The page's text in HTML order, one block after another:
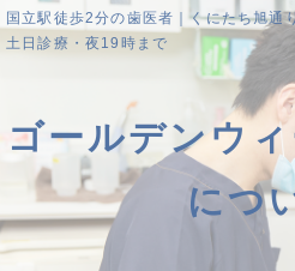
国立駅徒歩2分の歯医者｜くにたち旭通
土日診療・夜19時まで
ゴールデンウ
につ